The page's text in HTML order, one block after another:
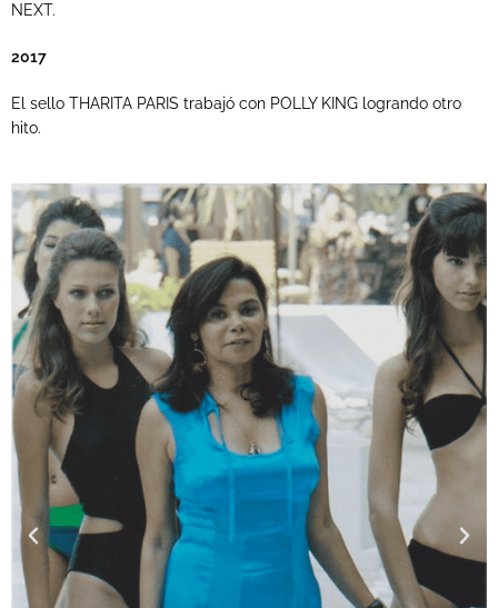
NEXT.
2017
El sello THARITA PARIS trabajó con POLLY KING logrando otro
hito.